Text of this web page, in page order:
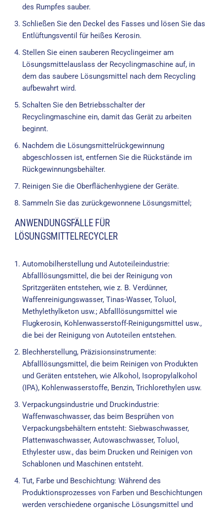
des Rumpfes sauber.
Schließen Sie den Deckel des Fasses und lösen Sie das
Entlüftungsventil für heißes Kerosin.
Stellen Sie einen sauberen Recyclingeimer am
Lösungsmittelauslass der Recyclingmaschine auf, in
dem das saubere Lösungsmittel nach dem Recycling
aufbewahrt wird.
Schalten Sie den Betriebsschalter der
Recyclingmaschine ein, damit das Gerät zu arbeiten
beginnt.
Nachdem die Lösungsmittelrückgewinnung
abgeschlossen ist, entfernen Sie die Rückstände im
Rückgewinnungsbehälter.
Reinigen Sie die Oberflächenhygiene der Geräte.
Sammeln Sie das zurückgewonnene Lösungsmittel;
ANWENDUNGSFÄLLE FÜR
LÖSUNGSMITTELRECYCLER
Automobilherstellung und Autoteileindustrie:
Abfalllösungsmittel, die bei der Reinigung von
Spritzgeräten entstehen, wie z. B. Verdünner,
Waffenreinigungswasser, Tinas-Wasser, Toluol,
Methylethylketon usw.; Abfalllösungsmittel wie
Flugkerosin, Kohlenwasserstoff-Reinigungsmittel usw.,
die bei der Reinigung von Autoteilen entstehen.
Blechherstellung, Präzisionsinstrumente:
Abfalllösungsmittel, die beim Reinigen von Produkten
und Geräten entstehen, wie Alkohol, Isopropylalkohol
(IPA), Kohlenwasserstoffe, Benzin, Trichlorethylen usw.
Verpackungsindustrie und Druckindustrie:
Waffenwaschwasser, das beim Besprühen von
Verpackungsbehältern entsteht: Siebwaschwasser,
Plattenwaschwasser, Autowaschwasser, Toluol,
Ethylester usw., das beim Drucken und Reinigen von
Schablonen und Maschinen entsteht.
Tut, Farbe und Beschichtung: Während des
Produktionsprozesses von Farben und Beschichtungen
werden verschiedene organische Lösungsmittel und